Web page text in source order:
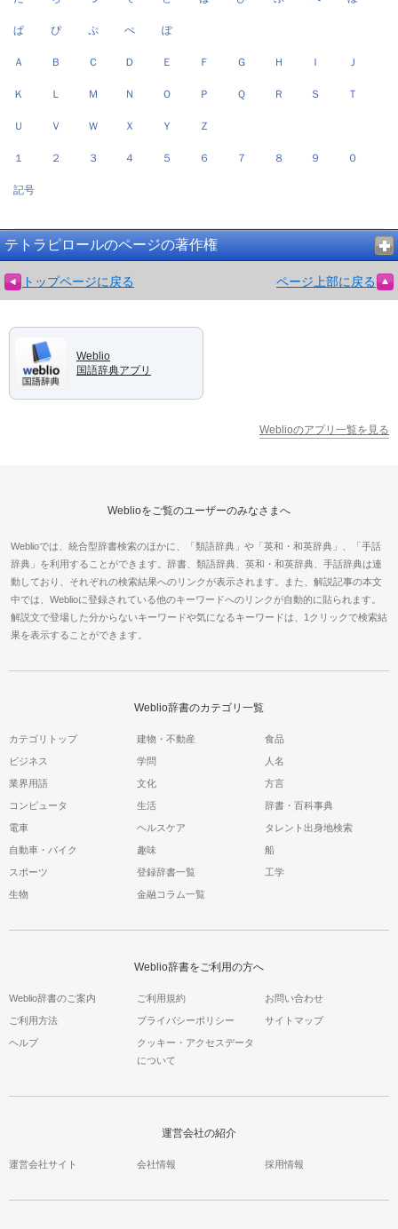
ぱ ぴ ぷ ぺ ぽ
Ａ Ｂ Ｃ Ｄ Ｅ Ｆ Ｇ Ｈ Ｉ Ｊ
Ｋ Ｌ Ｍ Ｎ Ｏ Ｐ Ｑ Ｒ Ｓ Ｔ
Ｕ Ｖ Ｗ Ｘ Ｙ Ｚ
１ ２ ３ ４ ５ ６ ７ ８ ９ ０
記号
テトラピロールのページの著作権
トップページに戻る ページ上部に戻る
Weblio
国語辞典アプリ
Weblioのアプリ一覧を見る
Weblioをご覧のユーザーのみなさまへ
Weblioでは、統合型辞書検索のほかに、「類語辞典」や「英和・和英辞典」、「手話
辞典」を利用することができます。辞書、類語辞典、英和・和英辞典、手話辞典は連
動しており、それぞれの検索結果へのリンクが表示されます。また、解説記事の本文
中では、Weblioに登録されている他のキーワードへのリンクが自動的に貼られます。
解説文で登場した分からないキーワードや気になるキーワードは、1クリックで検索結
果を表示することができます。
Weblio辞書のカテゴリ一覧
カテゴリトップ 建物・不動産 食品
ビジネス 学問 人名
業界用語 文化 方言
コンピュータ 生活 辞書・百科事典
電車 ヘルスケア タレント出身地検索
自動車・バイク 趣味 船
スポーツ 登録辞書一覧 工学
生物 金融コラム一覧
Weblio辞書をご利用の方へ
Weblio辞書のご案内 ご利用規約 お問い合わせ
ご利用方法 プライバシーポリシー サイトマップ
ヘルプ
クッキー・アクセスデータ
について
運営会社の紹介
運営会社サイト 会社情報 採用情報